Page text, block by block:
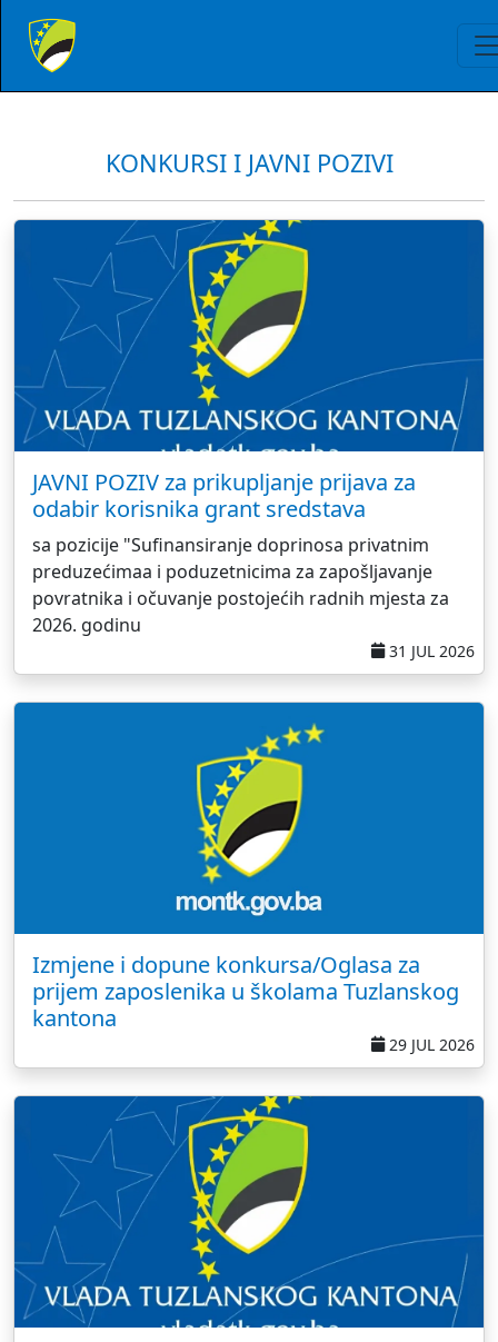
KONKURSI I JAVNI POZIVI
JAVNI POZIV za prikupljanje prijava za
odabir korisnika grant sredstava
sa pozicije "Sufinansiranje doprinosa privatnim
preduzećimaa i poduzetnicima za zapošljavanje
povratnika i očuvanje postojećih radnih mjesta za
2026. godinu
31 JUL 2026
Izmjene i dopune konkursa/Oglasa za
prijem zaposlenika u školama Tuzlanskog
kantona
29 JUL 2026